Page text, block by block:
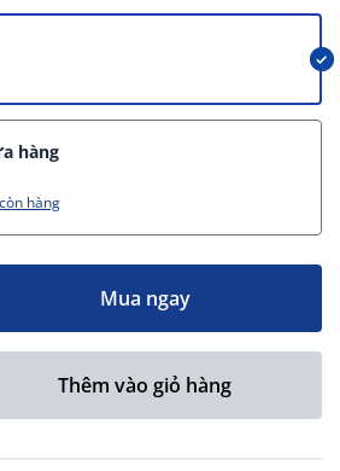
hàng
hàng
Mua ngay
Thêm vào giỏ hàng